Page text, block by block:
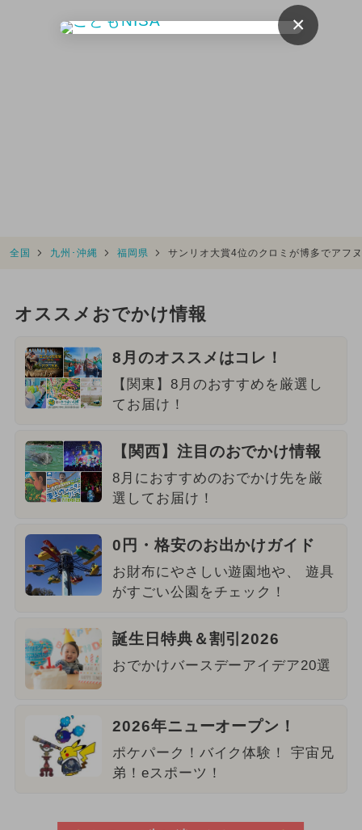
全国 九州･沖縄 福岡県 サンリオ大賞4位のクロミが博多でアフ
オススメおでかけ情報
8月のオススメはコレ！
【関東】8月のおすすめを厳選し
てお届け！
【関西】注目のおでかけ情報
8月におすすめのおでかけ先を厳
選してお届け！
0円・格安のお出かけガイド
お財布にやさしい遊園地や、 遊具
がすごい公園をチェック！
誕生日特典＆割引2026
おでかけバースデーアイデア20選
2026年ニューオープン！
ポケパーク！バイク体験！ 宇宙兄
弟！eスポーツ！
×